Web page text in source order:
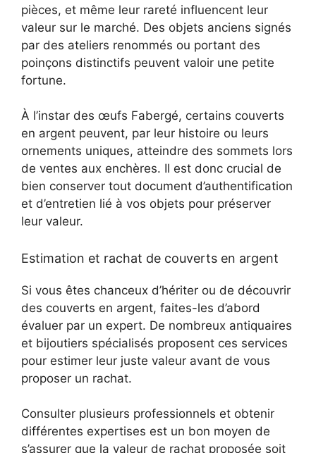
pièces, et même leur rareté influencent leur
valeur sur le marché. Des objets anciens signés
par des ateliers renommés ou portant des
poinçons distinctifs peuvent valoir une petite
fortune.
À l’instar des œufs Fabergé, certains couverts
en argent peuvent, par leur histoire ou leurs
ornements uniques, atteindre des sommets lors
de ventes aux enchères. Il est donc crucial de
bien conserver tout document d’authentification
et d’entretien lié à vos objets pour préserver
leur valeur.
Estimation et rachat de couverts en argent
Si vous êtes chanceux d’hériter ou de découvrir
des couverts en argent, faites-les d’abord
évaluer par un expert. De nombreux antiquaires
et bijoutiers spécialisés proposent ces services
pour estimer leur juste valeur avant de vous
proposer un rachat.
Consulter plusieurs professionnels et obtenir
différentes expertises est un bon moyen de
s’assurer que la valeur de rachat proposée soit